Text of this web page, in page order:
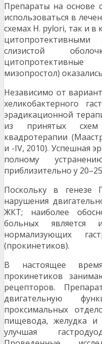
Препараты на основе
использоваться в
схемах H. pylori, так и
слизистой
мизопростол)
Независимо от
хеликобактерного
эрадикационной
из принятых
квадротерапии
и -IV, 2010). Успешная
полному
приблизительно у
Поскольку в
нарушения
ЖКТ; наиболее
больных является
нормализующих
(прокинетиков).
В настоящее
прокинетиков
рецепторов.
двигательную
проксимальных
пищевода, желудка и
улучшая